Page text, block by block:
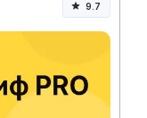
9.7